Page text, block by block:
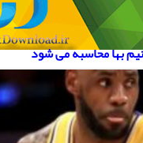
بها محاسبه می شود